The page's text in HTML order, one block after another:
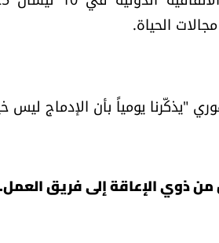
الحياة.
"يذكّرنا يومياً بأن الإدماج ليس
من ذوي الإعاقة إلى فريق العمل.